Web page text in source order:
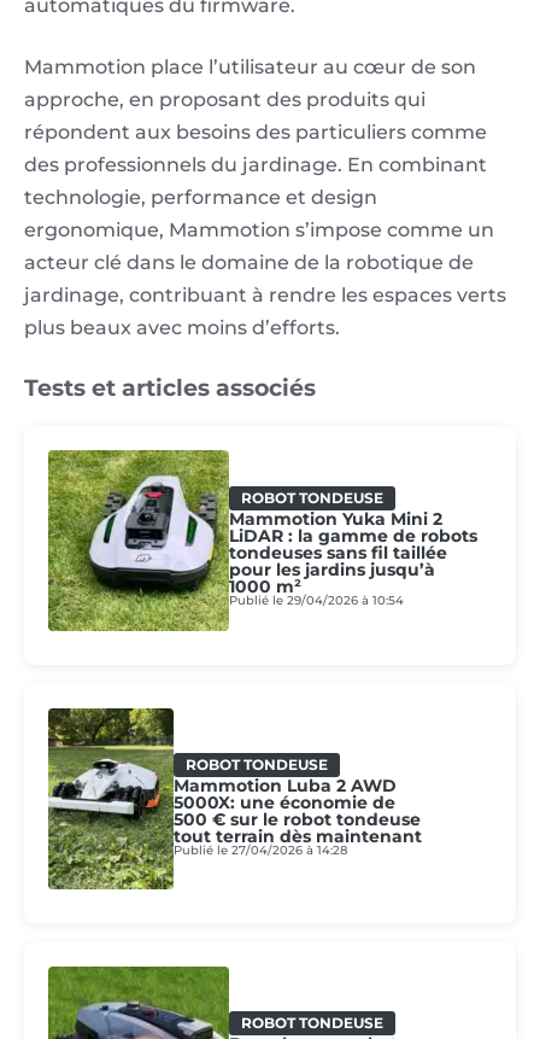
automatiques du firmware.
Mammotion place l’utilisateur au cœur de son
approche, en proposant des produits qui
répondent aux besoins des particuliers comme
des professionnels du jardinage. En combinant
technologie, performance et design
ergonomique, Mammotion s’impose comme un
acteur clé dans le domaine de la robotique de
jardinage, contribuant à rendre les espaces verts
plus beaux avec moins d’efforts.
Tests et articles associés
ROBOT TONDEUSE
Mammotion Yuka Mini 2
LiDAR : la gamme de robots
tondeuses sans fil taillée
pour les jardins jusqu’à
1000 m²
Publié le 29/04/2026 à 10:54
ROBOT TONDEUSE
Mammotion Luba 2 AWD
5000X: une économie de
500 € sur le robot tondeuse
tout terrain dès maintenant
Publié le 27/04/2026 à 14:28
ROBOT TONDEUSE